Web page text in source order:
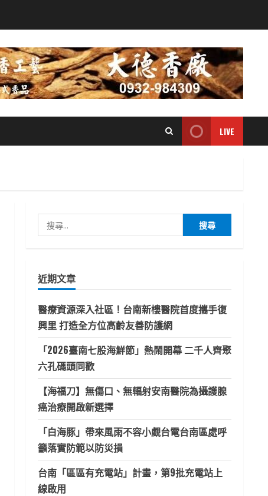
LIVE
尋
字:
近期文章
醫療資源深入社區！台南新樓醫院首度攜手復
興里 打造全方位高齡友善防護網
「2026臺南七股海鮮節」熱鬧開幕 二千人齊聚
六孔碼頭同歡
【海福刀】無傷口、無輻射安南醫院為攝護腺
癌治療開啟新選擇
「白海豚」帶來風雨不容小覷台電台南區處呼
籲落實防範以防災損
台南「區區有充電站」計畫，第9批充電站上
線啟用